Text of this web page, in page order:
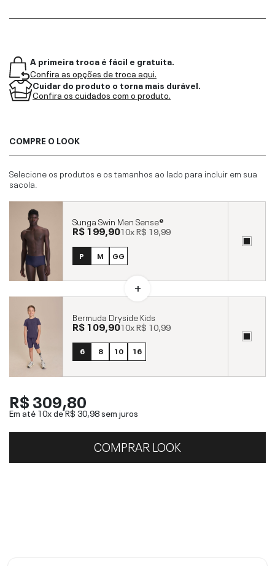
A primeira troca é fácil e gratuita.
Confira as opções de troca aqui.
Cuidar do produto o torna mais durável.
Confira os cuidados com o produto.
COMPRE O LOOK
Selecione os produtos e os tamanhos ao lado para incluir em sua
sacola.
Sunga Swin Men Sense®
R$ 199,9010xR$ 19,99
P M GG
Bermuda Dryside Kids
R$ 109,9010xR$ 10,99
6 8 10 16
R$ 309,80
Em até 10x deR$ 30,98sem juros
COMPRAR LOOK